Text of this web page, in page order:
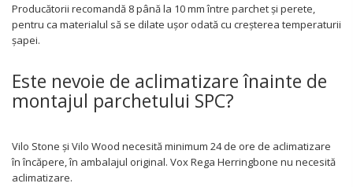
Producătorii recomandă 8 până la 10 mm între parchet și perete,
pentru ca materialul să se dilate ușor odată cu creșterea temperaturii
șapei.
Este nevoie de aclimatizare înainte de
montajul parchetului SPC?
Vilo Stone și Vilo Wood necesită minimum 24 de ore de aclimatizare
în încăpere, în ambalajul original. Vox Rega Herringbone nu necesită
aclimatizare.